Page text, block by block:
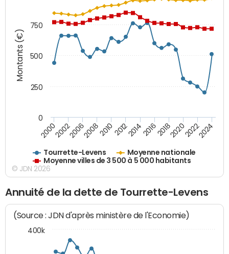
Montants (€)
Tourrette-Levens
Moyenne nationale
Moyenne villes de 3 500 à 5 000 habitants
200020022006200820102012201420162018202020222024
0
250
500
750
© JDN 2026
Annuité de la dette de Tourrette-Levens
(Source : JDN d'après ministère de l'Economie)
400k